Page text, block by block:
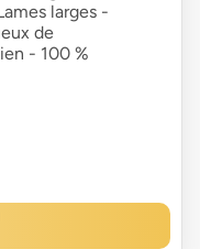
larges -
de
- 100 %